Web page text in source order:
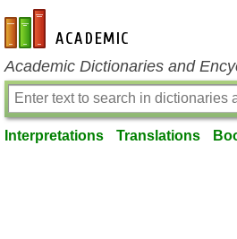
en-academic.com
Academic Dictionaries and
Interpretations Translations